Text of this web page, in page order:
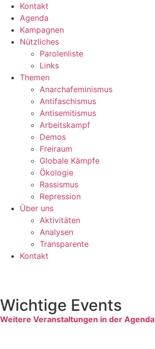
Kontakt
Agenda
Kampagnen
Nützliches
Parolenliste
Links
Themen
Anarchafeminismus
Antifaschismus
Antisemitismus
Arbeitskampf
Demos
Freiraum
Globale Kämpfe
Ökologie
Rassismus
Repression
Über uns
Aktivitäten
Analysen
Transparente
Kontakt
Wichtige Events
Weitere Veranstaltungen in der Agenda